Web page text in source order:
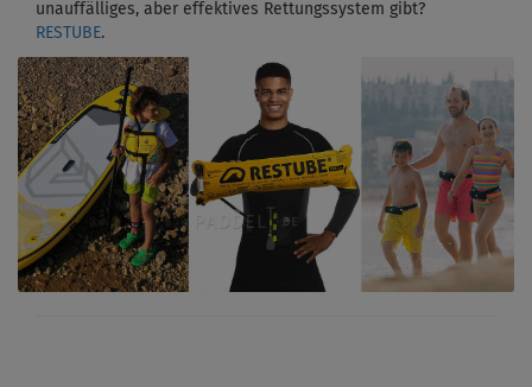
unauffälliges, aber effektives Rettungssystem gibt?
RESTUBE.